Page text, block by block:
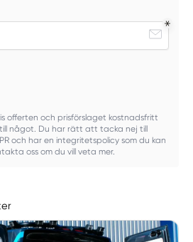
offerten och prisförslaget kostnadsfritt
något. Du har rätt att tacka nej till
och har en integritetspolicy som du kan
oss om du vill veta mer.